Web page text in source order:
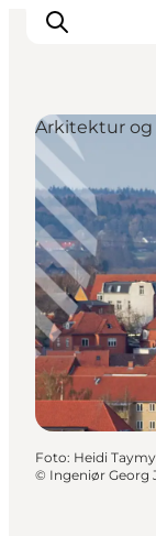
Mest for
Ophold
Ringsted
Ringsted
Arkitektur
Foto: Heidi
© Ingeniør Georg